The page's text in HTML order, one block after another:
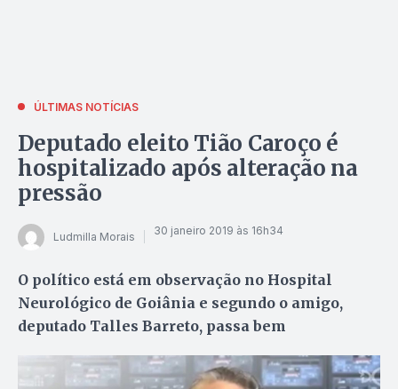
ÚLTIMAS NOTÍCIAS
Deputado eleito Tião Caroço é
hospitalizado após alteração na
pressão
Ludmilla Morais 30 janeiro 2019 às 16h34
O político está em observação no Hospital
Neurológico de Goiânia e segundo o amigo,
deputado Talles Barreto, passa bem